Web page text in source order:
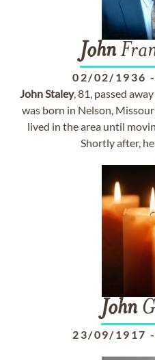
John
02/02/1936 -
JohnStaley, 81, passed
was born in Nelson,
lived in the area until
Shortly after,
JohnG
23/09/1917 -